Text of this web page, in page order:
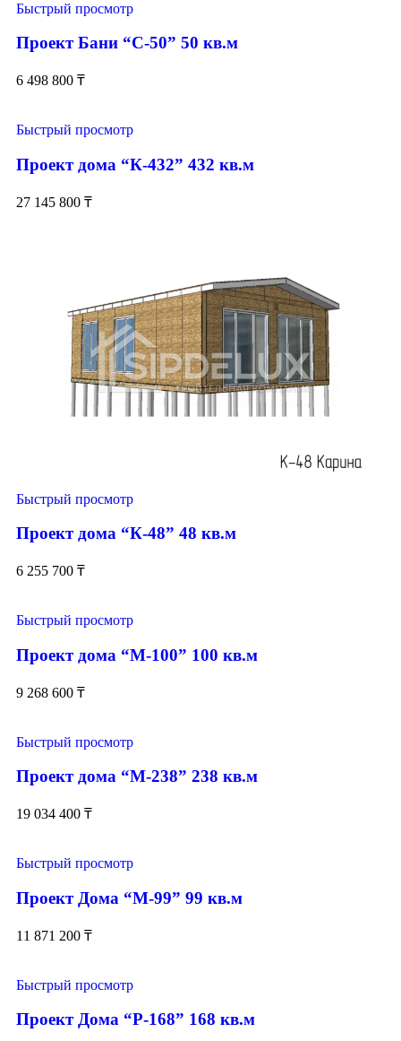
Быстрый просмотр
Проект Бани “С-50” 50 кв.м
6 498 800 ₸
Быстрый просмотр
Проект дома “К-432” 432 кв.м
27 145 800 ₸
Быстрый просмотр
Проект дома “К-48” 48 кв.м
6 255 700 ₸
Быстрый просмотр
Проект дома “М-100” 100 кв.м
9 268 600 ₸
Быстрый просмотр
Проект дома “М-238” 238 кв.м
19 034 400 ₸
Быстрый просмотр
Проект Дома “М-99” 99 кв.м
11 871 200 ₸
Быстрый просмотр
Проект Дома “Р-168” 168 кв.м